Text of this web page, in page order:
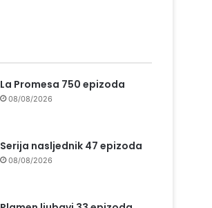
La Promesa 750 epizoda
08/08/2026
Serija nasljednik 47 epizoda
08/08/2026